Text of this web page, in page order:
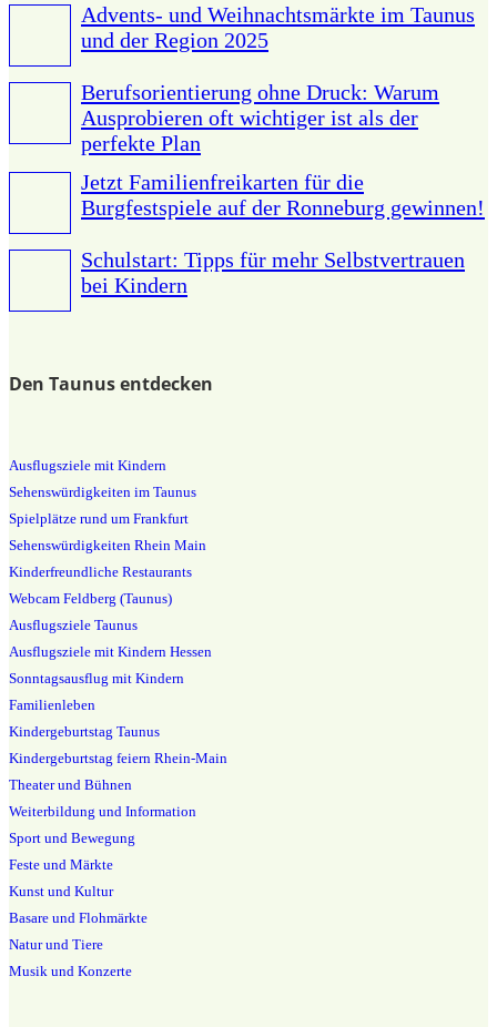
Advents- und Weihnachtsmärkte im Taunus
und der Region 2025
Berufsorientierung ohne Druck: Warum
Ausprobieren oft wichtiger ist als der
perfekte Plan
Jetzt Familienfreikarten für die
Burgfestspiele auf der Ronneburg gewinnen!
Schulstart: Tipps für mehr Selbstvertrauen
bei Kindern
Den Taunus entdecken
Ausflugsziele mit Kindern
Sehenswürdigkeiten im Taunus
Spielplätze rund um Frankfurt
Sehenswürdigkeiten Rhein Main
Kinderfreundliche Restaurants
Webcam Feldberg (Taunus)
Ausflugsziele Taunus
Ausflugsziele mit Kindern Hessen
Sonntagsausflug mit Kindern
Familienleben
Kindergeburtstag Taunus
Kindergeburtstag feiern Rhein-Main
Theater und Bühnen
Weiterbildung und Information
Sport und Bewegung
Feste und Märkte
Kunst und Kultur
Basare und Flohmärkte
Natur und Tiere
Musik und Konzerte